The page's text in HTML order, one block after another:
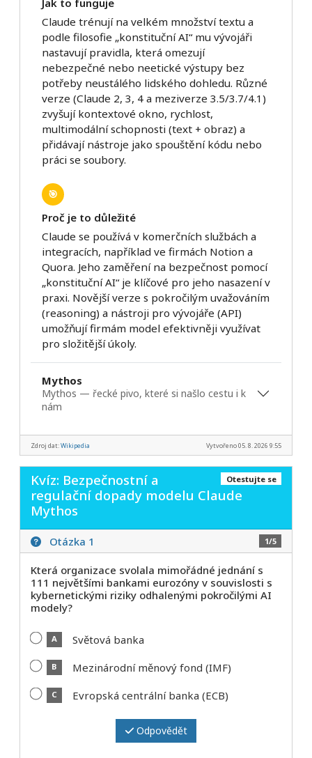
Claude trénují na velkém množství textu a
podle filosofie „konstituční AI“ mu vývojáři
nastavují pravidla, která omezují
nebezpečné nebo neetické výstupy bez
potřeby neustálého lidského dohledu. Různé
verze (Claude 2, 3, 4 a meziverze 3.5/3.7/4.1)
zvyšují kontextové okno, rychlost,
multimodální schopnosti (text + obraz) a
přidávají nástroje jako spouštění kódu nebo
práci se soubory.
🎯
Proč je to důležité
Claude se používá v komerčních službách a
integracích, například ve firmách Notion a
Quora. Jeho zaměření na bezpečnost pomocí
„konstituční AI“ je klíčové pro jeho nasazení v
praxi. Novější verze s pokročilým uvažováním
(reasoning) a nástroji pro vývojáře (API)
umožňují firmám model efektivněji využívat
pro složitější úkoly.
Mythos
Mythos — řecké pivo, které si našlo cestu i k
nám
Vytvořeno 05. 8. 2026 9:55
Zdroj dat:Wikipedia
Otestujte se
Kvíz: Bezpečnostní a
regulační dopady modelu Claude
Mythos
Otázka 1 1/5
Která organizace svolala mimořádné jednání s
111 největšími bankami eurozóny v souvislosti s
kybernetickými riziky odhalenými pokročilými AI
modely?
A Světová banka
B Mezinárodní měnový fond (IMF)
C Evropská centrální banka (ECB)
Odpovědět